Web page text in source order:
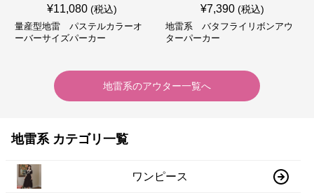
¥11,080 (税込)
量産型地雷 パステルカラーオ
ーバーサイズパーカー
¥7,390 (税込)
地雷系 バタフライリボンアウ
ターパーカー
地雷系のアウター一覧へ
地雷系 カテゴリ一覧
ワンピース